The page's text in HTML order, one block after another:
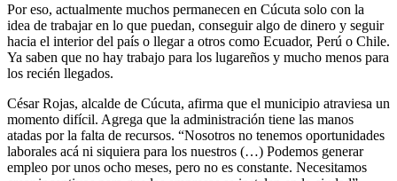
Por eso, actualmente muchos permanecen en Cúcuta solo con la
idea de trabajar en lo que puedan, conseguir algo de dinero y seguir
hacia el interior del país o llegar a otros como Ecuador, Perú o Chile.
Ya saben que no hay trabajo para los lugareños y mucho menos para
los recién llegados.
César Rojas, alcalde de Cúcuta, afirma que el municipio atraviesa un
momento difícil. Agrega que la administración tiene las manos
atadas por la falta de recursos. “Nosotros no tenemos oportunidades
laborales acá ni siquiera para los nuestros (…) Podemos generar
empleo por unos ocho meses, pero no es constante. Necesitamos